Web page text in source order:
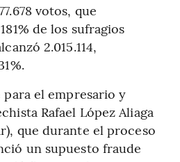
votos, que
de los sufragios
2.015.114,
el empresario y
Rafael López Aliaga
que durante el proceso
un supuesto fraude